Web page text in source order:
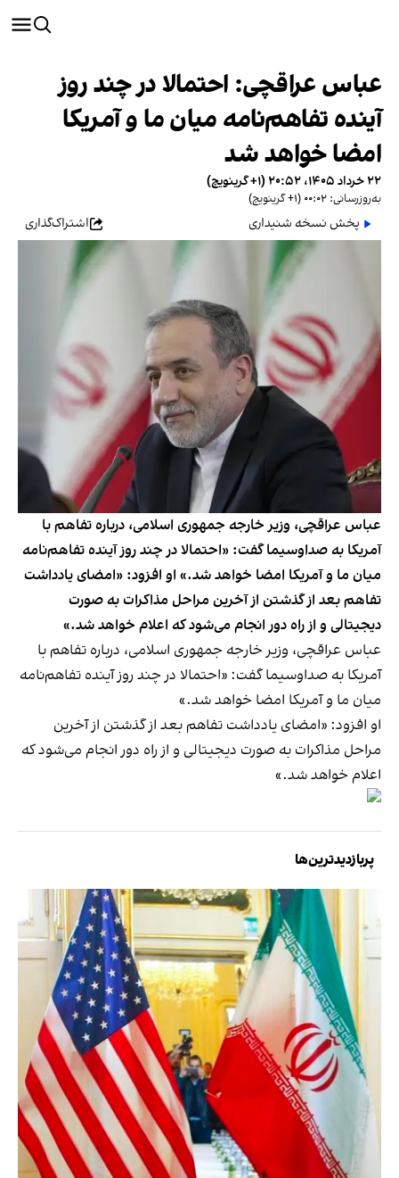
عباس عراقچی: احتمالا در چند روز
آینده تفاهم‌نامه میان ما و آمریکا
امضا خواهد شد
۲۲ خرداد ۱۴۰۵، ۲۰:۵۲ (‎+۱ گرینویچ)
به‌روزرسانی: ۰۰:۰۲ (‎+۱ گرینویچ)
پخش نسخه شنیداری اشتراک‌گذاری
عباس عراقچی، وزیر خارجه جمهوری اسلامی، درباره تفاهم با
آمریکا به صداوسیما گفت: «احتمالا در چند روز آینده تفاهم‌نامه
میان ما و آمریکا امضا خواهد شد.» او افزود: «امضای یادداشت
تفاهم بعد از گذشتن از آخرین مراحل مذاکرات به صورت
دیجیتالی و از راه دور انجام می‌شود که اعلام خواهد شد.»
عباس عراقچی، وزیر خارجه جمهوری اسلامی، درباره تفاهم با
آمریکا به صداوسیما گفت: «احتمالا در چند روز آینده تفاهم‌نامه
میان ما و آمریکا امضا خواهد شد.»
او افزود: «امضای یادداشت تفاهم بعد از گذشتن از آخرین
مراحل مذاکرات به صورت دیجیتالی و از راه دور انجام می‌شود که
اعلام خواهد شد.»
پربازدیدترین‌ها